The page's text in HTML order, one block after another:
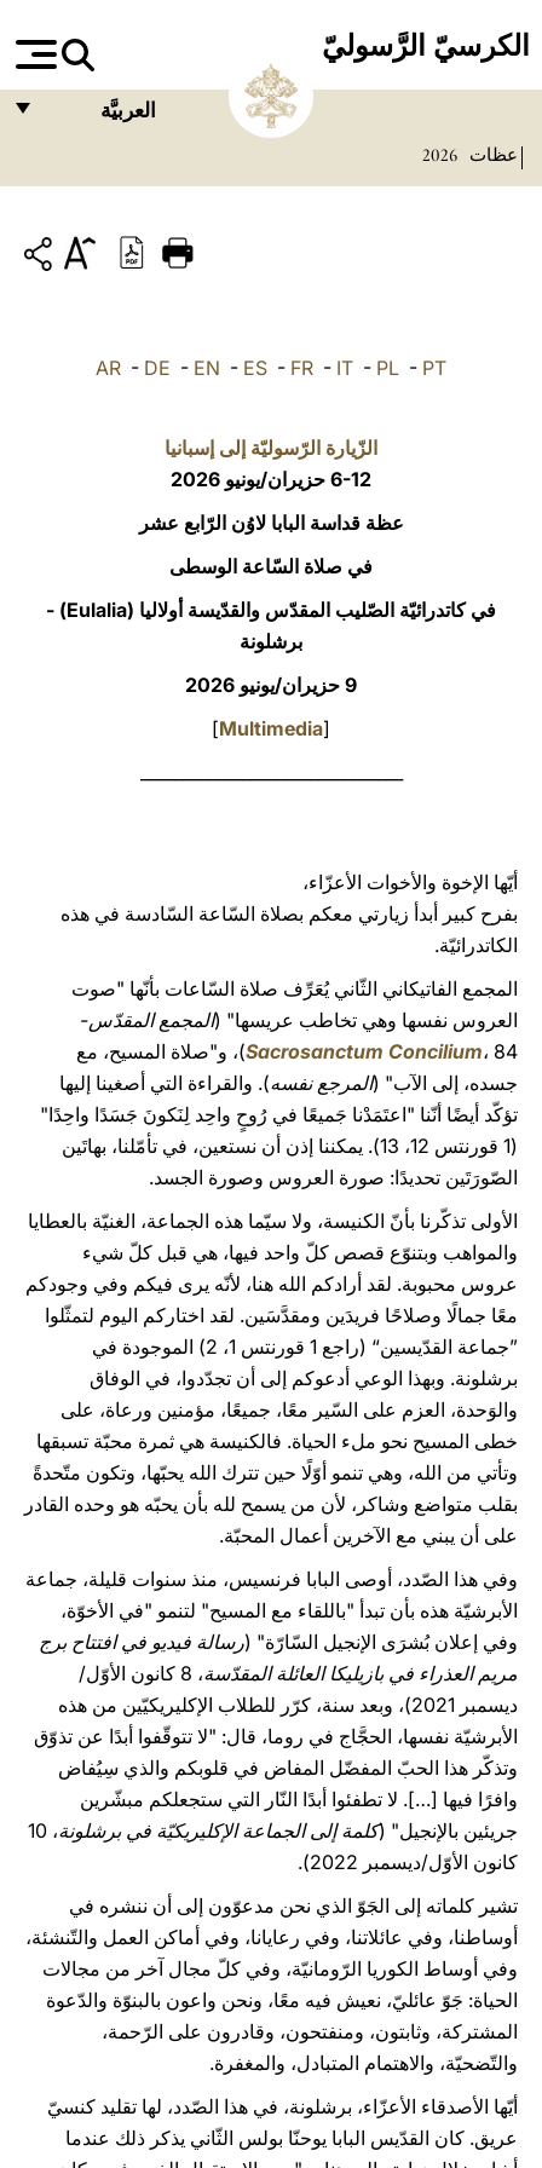
الكرسيّ الرَّسوليّ
العربيَّة
ITALIANO
中文
عظات 2026
AR - DE - EN - ES - FR - IT - PL - PT
الزّيارة الرّسوليّة إلى إسبانيا
6-12 حزيران/يونيو 2026
عظة قداسة البابا لاوُن الرّابع عشر
في صلاة السّاعة الوسطى
في كاتدرائيّة الصّليب المقدّس والقدّيسة أولاليا (Eulalia) -
برشلونة
9 حزيران/يونيو 2026
[
Multimedia
]
أيّها الإخوة والأخوات الأعزّاء،
بفرح كبير أبدأ زيارتي معكم بصلاة السّاعة السّادسة في هذه
الكاتدرائيّة.
المجمع الفاتيكاني الثّاني يُعَرِّف صلاة السّاعات بأنّها "صوت
العروس نفسها وهي تخاطب عريسها" (المجمع المقدّس-
Sacrosanctum Concilium، 84)، و"صلاة المسيح، مع
جسده، إلى الآب" (المرجع نفسه). والقراءة التي أصغينا إليها
تؤكّد أيضًا أنّنا "اعتَمَدْنا جَميعًا في رُوحٍ واحِد لِنَكونَ جَسَدًا واحِدًا"
(1 قورنتس 12، 13). يمكننا إذن أن نستعين، في تأمّلنا، بهاتَين
الصّورَتَين تحديدًا: صورة العروس وصورة الجسد.
الأولى تذكّرنا بأنّ الكنيسة، ولا سيّما هذه الجماعة، الغنيّة بالعطايا
والمواهب وبتنوّع قصص كلّ واحد فيها، هي قبل كلّ شيء
عروس محبوبة. لقد أرادكم الله هنا، لأنّه يرى فيكم وفي وجودكم
معًا جمالًا وصلاحًا فريدَين ومقدَّسَين. لقد اختاركم اليوم لتمثّلوا
”جماعة القدّيسين“ (راجع 1 قورنتس 1، 2) الموجودة في
برشلونة. وبهذا الوعي أدعوكم إلى أن تجدّدوا، في الوفاق
والوَحدة، العزم على السّير معًا، جميعًا، مؤمنين ورعاة، على
خطى المسيح نحو ملء الحياة. فالكنيسة هي ثمرة محبّة تسبقها
وتأتي من الله، وهي تنمو أوّلًا حين تترك الله يحبّها، وتكون متّحدةً
بقلب متواضع وشاكر، لأن من يسمح لله بأن يحبّه هو وحده القادر
على أن يبني مع الآخرين أعمال المحبّة.
وفي هذا الصّدد، أوصى البابا فرنسيس، منذ سنوات قليلة، جماعة
الأبرشيّة هذه بأن تبدأ "باللقاء مع المسيح" لتنمو "في الأخوّة،
وفي إعلان بُشرَى الإنجيل السّارّة" (رسالة فيديو في افتتاح برج
مريم العذراء في بازيليكا العائلة المقدّسة
، 8 كانون الأوّل/
ديسمبر 2021)، وبعد سنة، كرّر للطلاب الإكليريكيّين من هذه
الأبرشيّة نفسها، الحجَّاج في روما، قال: "لا تتوقّفوا أبدًا عن تذوّق
وتذكّر هذا الحبّ المفضّل المفاض في قلوبكم والذي سِيُفاض
وافرًا فيها […]. لا تطفئوا أبدًا النّار التي ستجعلكم مبشّرين
جريئين بالإنجيل" (كلمة إلى الجماعة الإكليريكيّة في برشلونة ، 10
كانون الأوّل/ديسمبر 2022).
تشير كلماته إلى الجَوّ الذي نحن مدعوّون إلى أن ننشره في
أوساطنا، وفي عائلاتنا، وفي رعايانا، وفي أماكن العمل والتّنشئة،
وفي أوساط الكوريا الرّومانيّة، وفي كلّ مجال آخر من مجالات
الحياة: جَوّ عائليّ، نعيش فيه معًا، ونحن واعون بالبنوّة والدّعوة
المشتركة، وثابتون، ومنفتحون، وقادرون على الرّحمة،
والتّضحيّة، والاهتمام المتبادل، والمغفرة.
أيّها الأصدقاء الأعزّاء، برشلونة، في هذا الصّدد، لها تقليد كنسيّ
عريق. كان القدّيس البابا يوحنّا بولس الثّاني يذكر ذلك عندما